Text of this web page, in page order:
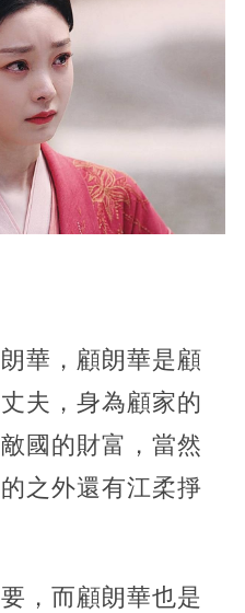
華，顧朗華是顧
夫，身為顧家的
國的財富，當然
之外還有江柔掙
，而顧朗華也是